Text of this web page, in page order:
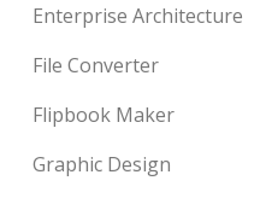
Enterprise Architecture
File Converter
Flipbook Maker
Graphic Design